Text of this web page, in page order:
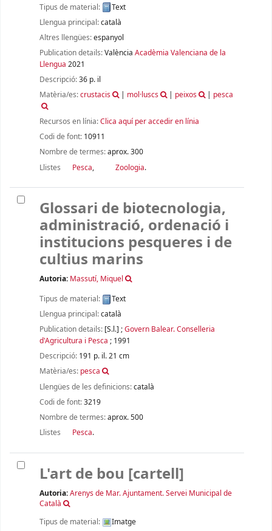
Tipus de material:
Text
Llengua principal:català
Altres llengües:espanyol
Publication details:València Acadèmia Valenciana de la
Llengua 2021
Descripció:36 p. il
Matèria/es:crustacis | mol·luscs | peixos | pesca
Recursos en línia:Clica aquí per accedir en línia
Codi de font: 10911
Nombre de termes:aprox. 300
Llistes
Pesca, Zoologia.
Glossari de biotecnologia,
administració, ordenació i
institucions pesqueres i de
cultius marins
Autoria: Massutí, Miquel
Tipus de material:
Text
Llengua principal:català
Publication details: [S.l.] ;Govern Balear. Conselleria
d'Agricultura i Pesca ; 1991
Descripció: 191 p. il. 21 cm
Matèria/es: pesca
Llengües de les definicions:català
Codi de font:3219
Nombre de termes:aprox. 500
Llistes
Pesca.
L'art de bou [cartell]
Autoria:Arenys de Mar. Ajuntament. Servei Municipal de
Català
Tipus de material:
Imatge